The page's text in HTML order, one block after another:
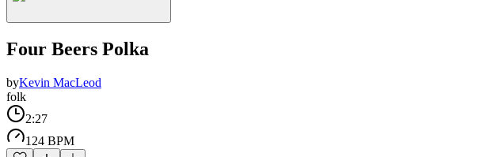
Four Beers Polka
byKevin MacLeod
folk
2:27
124 BPM